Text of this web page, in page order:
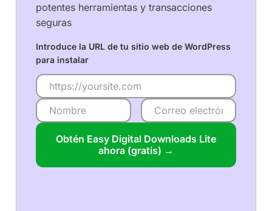
potentes herramientas y transacciones
seguras
Introduce la URL de tu sitio web de WordPress
para instalar
Obtén Easy Digital Downloads Lite
ahora (gratis) →